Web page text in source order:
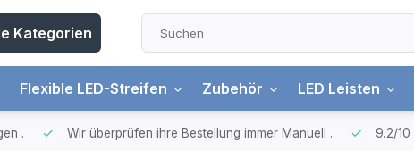
Kategorien
Flexible LED-Streifen Zubehör LED Leisten
. Wir überprüfen ihre Bestellung immer Manuell . 9.2/10